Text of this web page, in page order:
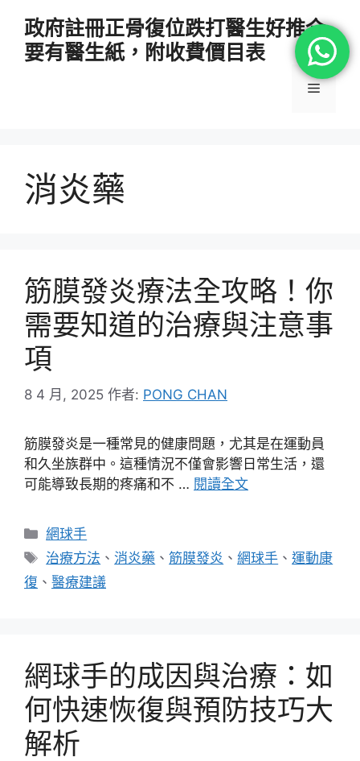
政府註冊正骨復位跌打醫生好推介
要有醫生紙，附收費價目表
選
消炎藥
筋膜發炎療法全攻略！你
需要知道的治療與注意事
項
8 4 月, 2025 作者: PONG CHAN
筋膜發炎是一種常見的健康問題，尤其是在運動員
和久坐族群中。這種情況不僅會影響日常生活，還
可能導致長期的疼痛和不 … 閱讀全文
分
類
網球手
標
籤
治療方法 、消炎藥 、筋膜發炎 、網球手 、運動康
復 、 醫療建議
網球手的成因與治療：如
何快速恢復與預防技巧大
解析